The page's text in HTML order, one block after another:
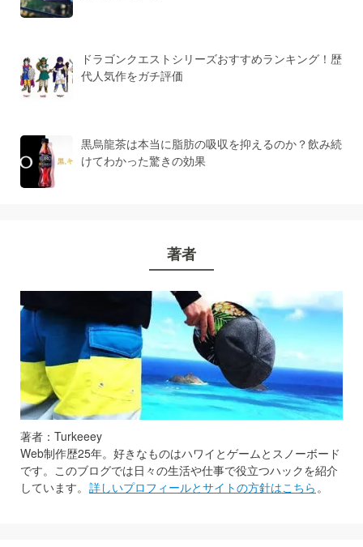
ドラゴンクエストシリーズおすすめランキング！歴
代人気作をガチ評価
黒烏龍茶は本当に脂肪の吸収を抑えるのか？飲み続
けてわかった驚きの効果
著者
著者：Turkeeey
Web制作歴25年。好きなものはハワイとゲームとスノーボード
です。このブログでは日々の生活や仕事で役立つハックを紹介
しています。 詳しいプロフィールとサイトの方針はこちら 。